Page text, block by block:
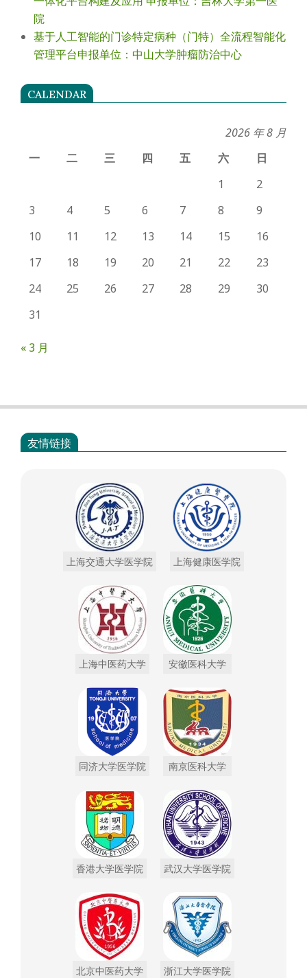
院
基于人工智能的门诊特定病种（门特）全流程智能化
管理平台申报单位：中山大学肿瘤防治中心
CALENDAR
2026 年 8 月
一
二 三 四 五 六
日
1
2
3
4 5 6 7 8
9
10
11 12 13 14 15
16
17
18 19 20 21 22
23
24
25 26 27 28 29
30
31
« 3 月
友情链接
上海交通大学医学院 上海健康医学院
上海中医药大学 安徽医科大学
同济大学医学院 南京医科大学
香港大学医学院 武汉大学医学院
北京中医药大学 浙江大学医学院